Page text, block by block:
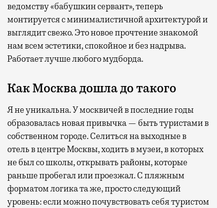
ведомству «бабушкин сервант», теперь
монтируется с минималистичной архитектурой и
выглядит свежо. Это новое прочтение знакомой
нам всем эстетики, спокойное и без надрыва.
Работает лучше любого мудборда.
Как Москва дошла до такого
Я не уникальна. У москвичей в последние годы
образовалась новая привычка — быть туристами в
собственном городе. Селиться на выходные в
отель в центре Москвы, ходить в музеи, в которых
не был со школы, открывать районы, которые
раньше пробегал или проезжал. С пляжным
форматом логика та же, просто следующий
уровень: если можно почувствовать себя туристом